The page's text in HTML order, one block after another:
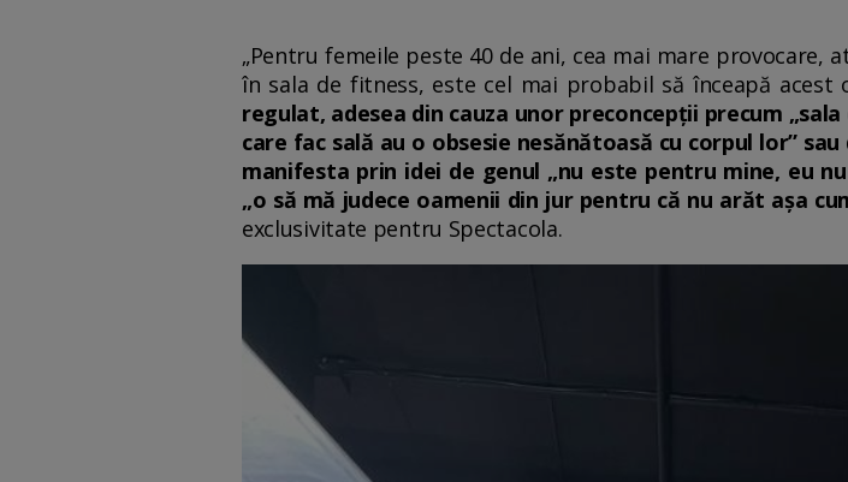
„Pentru femeile peste 40 de ani, cea mai mare
în sala de fitness, este cel mai probabil să înceapă
regulat, adesea din cauza unor preconcepții precum
care fac sală au o obsesie nesănătoasă cu corpul lor”
manifesta prin idei de genul „nu este pentru mine, eu
„o să mă judece oamenii din jur pentru că nu arăt așa
exclusivitate pentru Spectacola.